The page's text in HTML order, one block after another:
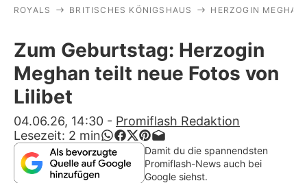
Stars
Filme & Serien
Lifestyle
Familie & Liebe
Promiflash Exklusiv
ROYALS BRITISCHES KÖNIGSHAUS HERZOGIN MEGHAN
Zum Geburtstag: Herzogin
Meghan teilt neue Fotos von
Lilibet
04.06.26, 14:30 - Promiflash Redaktion
Lesezeit: 2 min
Damit du die spannendsten
Promiflash-News auch bei
Google siehst.